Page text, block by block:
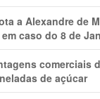
a Alexandre de
caso do 8 de
comerciais
de açúcar